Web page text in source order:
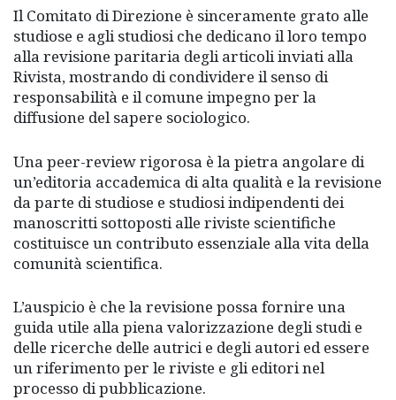
Il Comitato di Direzione è sinceramente grato alle
studiose e agli studiosi che dedicano il loro tempo
alla revisione paritaria degli articoli inviati alla
Rivista, mostrando di condividere il senso di
responsabilità e il comune impegno per la
diffusione del sapere sociologico.
Una peer-review rigorosa è la pietra angolare di
un’editoria accademica di alta qualità e la revisione
da parte di studiose e studiosi indipendenti dei
manoscritti sottoposti alle riviste scientifiche
costituisce un contributo essenziale alla vita della
comunità scientifica.
L’auspicio è che la revisione possa fornire una
guida utile alla piena valorizzazione degli studi e
delle ricerche delle autrici e degli autori ed essere
un riferimento per le riviste e gli editori nel
processo di pubblicazione.